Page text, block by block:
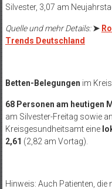
Silvester, 3,07 am
Quelle und mehr Details:➤
Trends Deutschland
Betten-Belegungen im
68 Personen am heutigen
am Silvester-Freitag sowie
Kreisgesundheitsamt eine
2,61 (2,82 am Vortag).
Hinweis: Auch Patienten,